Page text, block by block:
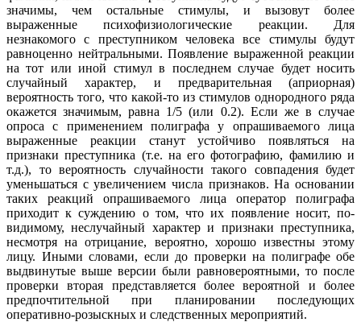
значимы, чем остальные стимулы, и вызовут более
выраженные психофизиологические реакции. Для
незнакомого с преступником человека все стимулы будут
равноценно нейтральными. Появление выраженной реакции
на тот или иной стимул в последнем случае будет носить
случайный характер, и предварительная (априорная)
вероятность того, что какой-то из стимулов однородного ряда
окажется значимым, равна 1/5 (или 0.2). Если же в случае
опроса с применением полиграфа у опрашиваемого лица
выраженные реакции станут устойчиво появляться на
признаки преступника (т.е. на его фотографию, фамилию и
т.д.), то вероятность случайности такого совпадения будет
уменьшаться с увеличением числа признаков. На основании
таких реакций опрашиваемого лица оператор полиграфа
приходит к суждению о том, что их появление носит, по-
видимому, неслучайный характер и признаки преступника,
несмотря на отрицание, вероятно, хорошо известны этому
лицу. Иными словами, если до проверки на полиграфе обе
выдвинутые выше версии были равновероятными, то после
проверки вторая представляется более вероятной и более
предпочтительной при планировании последующих
оперативно-розыскных и следственных мероприятий.